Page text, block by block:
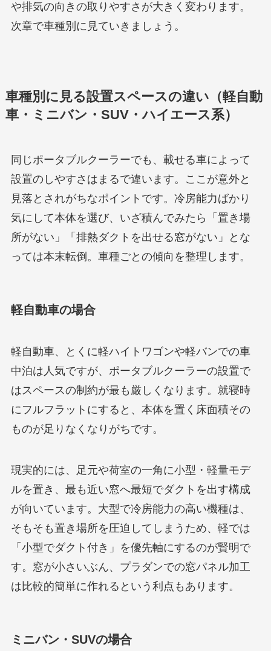
や排気の向きの取りやすさが大きく変わります。
次章で車種別に見ていきましょう。
車種別に見る設置スペースの違い（軽自動
車・ミニバン・SUV・ハイエース系）
同じポータブルクーラーでも、載せる車によって
設置のしやすさはまるで違います。ここが意外と
見落とされがちなポイントです。冷房能力ばかり
気にして本体を選び、いざ積んでみたら「置き場
所がない」「排熱ダクトを出せる窓がない」とな
っては本末転倒。車種ごとの傾向を整理します。
軽自動車の場合
軽自動車、とくに軽ハイトワゴンや軽バンでの車
中泊は人気ですが、ポータブルクーラーの設置で
はスペースの制約が最も厳しくなります。就寝時
にフルフラットにすると、本体を置く床面積その
ものが足りなくなりがちです。
現実的には、足元や荷室の一角に小型・軽量モデ
ルを置き、最も近い窓へ最短でダクトを出す構成
が向いています。大型で冷房能力の高い機種は、
そもそも置き場所を圧迫してしまうため、軽では
「小型でダクト付き」を優先軸にするのが賢明で
す。窓が小さいぶん、プラダンでの窓パネル加工
は比較的簡単に作れるという利点もあります。
ミニバン・SUVの場合